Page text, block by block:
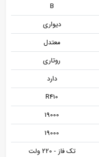
B
دیواری
معتدل
روتاری
دارد
R410
19000
19000
تک فاز - 220 ولت